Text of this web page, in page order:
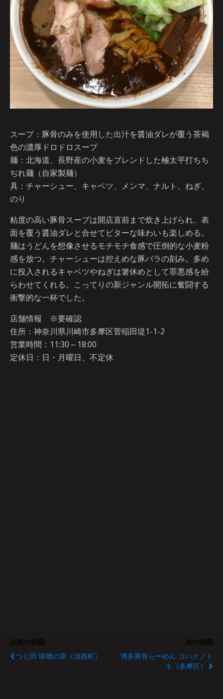
スープ：豚骨のみを使用した出汁を醤油ダレが覆う茶褐
色の濃厚ドロドロスープ
麺：北海道、長野産の小麦をブレンドした極太平打ちち
ぢれ麺（自家製麺）
具：チャーシュー、キャベツ、メンマ、ナルト、ねぎ、
のり
粘度の高い豚骨スープは開店直前まで炊き上げられ、表
面を覆う醤油ダレと合せてビターな味わいも楽しめる。
麺はうどんを想像させるモチモチ食感で圧倒的な小麦粉
感を放つ。チャーシューは控えめな豚バラの刻み。多め
に投入されるキャベツやねぎは箸休めとして罪悪感を紛
らわせてくれる。こってりの新ジャンル開拓に奮闘する
衝撃的な一杯でした。
店舗情報 ※要確認
住所：神奈川県川崎市多摩区菅稲田堤1-1-2
営業時間：11:30～18:00
定休日：日・月曜日、不定休
つじ田 味噌の章（淡路町）
博多豚骨らーめん コハクノト
キ（多摩区）